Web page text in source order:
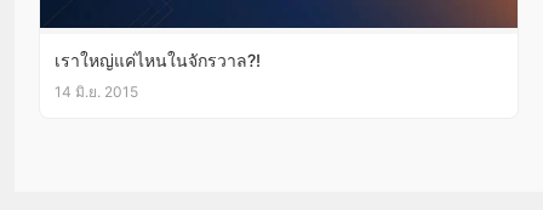
เราใหญ่แค่ไหนในจักรวาล?!
14 มิ.ย. 2015